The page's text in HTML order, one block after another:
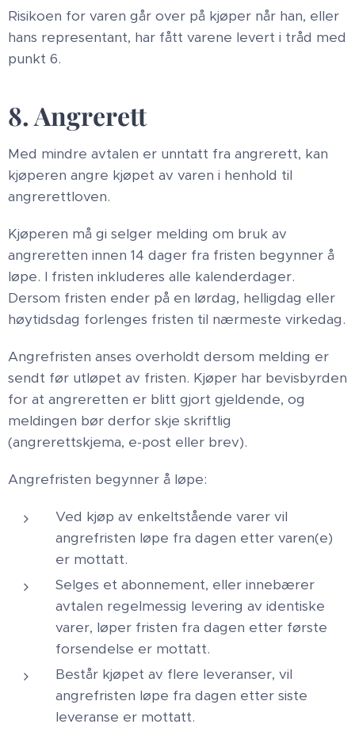
Risikoen for varen går over på kjøper når han, eller
hans representant, har fått varene levert i tråd med
punkt 6.
8. Angrerett
Med mindre avtalen er unntatt fra angrerett, kan
kjøperen angre kjøpet av varen i henhold til
angrerettloven.
Kjøperen må gi selger melding om bruk av
angreretten innen 14 dager fra fristen begynner å
løpe. I fristen inkluderes alle kalenderdager.
Dersom fristen ender på en lørdag, helligdag eller
høytidsdag forlenges fristen til nærmeste virkedag.
Angrefristen anses overholdt dersom melding er
sendt før utløpet av fristen. Kjøper har bevisbyrden
for at angreretten er blitt gjort gjeldende, og
meldingen bør derfor skje skriftlig
(angrerettskjema, e-post eller brev).
Angrefristen begynner å løpe:
Ved kjøp av enkeltstående varer vil
angrefristen løpe fra dagen etter varen(e)
er mottatt.
Selges et abonnement, eller innebærer
avtalen regelmessig levering av identiske
varer, løper fristen fra dagen etter første
forsendelse er mottatt.
Består kjøpet av flere leveranser, vil
angrefristen løpe fra dagen etter siste
leveranse er mottatt.